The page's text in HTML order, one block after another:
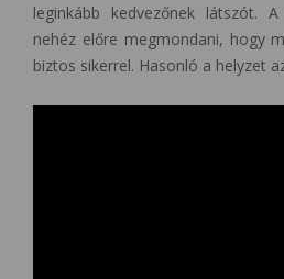
leginkább kedvezőnek látszót.
nehéz előre megmondani, hogy
biztos sikerrel. Hasonló a helyzet